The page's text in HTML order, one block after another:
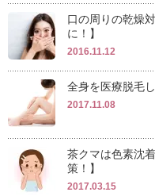
口の周りの乾燥
に！】
2016.11.12
全身を医療脱毛
2017.11.08
茶クマは色素沈
策！】
2017.03.15